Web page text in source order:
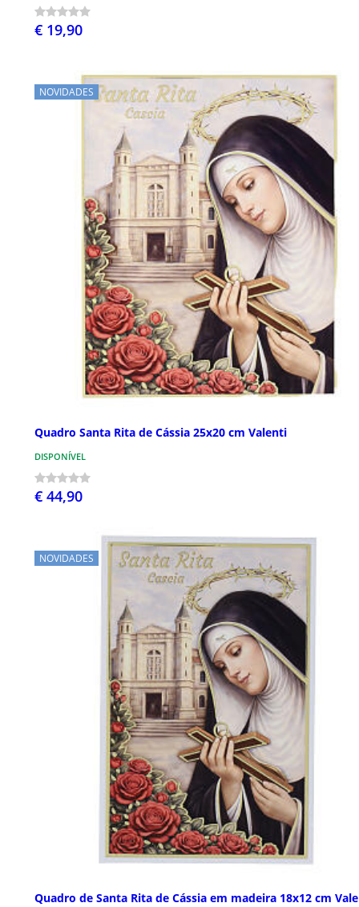
€ 19,90
NOVIDADES
Quadro Santa Rita de Cássia 25x20 cm Valenti
DISPONÍVEL
€ 44,90
NOVIDADES
Quadro de Santa Rita de Cássia em madeira 18x12 cm